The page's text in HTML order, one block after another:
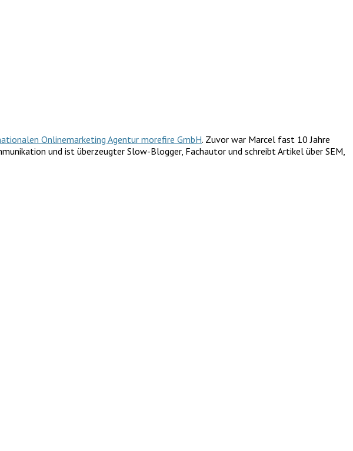
Onlinemarketing Agentur morefire GmbH. Zuvor war Marcel fast 10 Jahre
und ist überzeugter Slow-Blogger, Fachautor und schreibt Artikel über SEM,